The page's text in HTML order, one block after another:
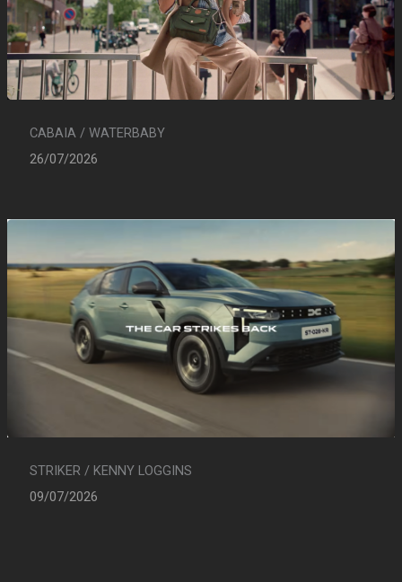
CABAIA / WATERBABY
26/07/2026
STRIKER / KENNY LOGGINS
09/07/2026